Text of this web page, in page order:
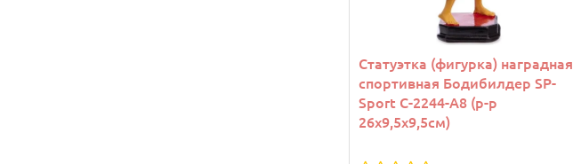
Статуэтка (фигурка) наградная
спортивная Бодибилдер SP-
Sport C-2244-A8 (р-р
26х9,5х9,5см)